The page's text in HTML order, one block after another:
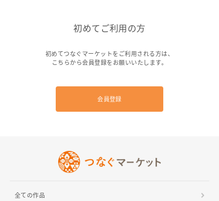
初めてご利用の方
初めてつなぐマーケットをご利用される方は、
こちらから会員登録をお願いいたします。
会員登録
全ての作品